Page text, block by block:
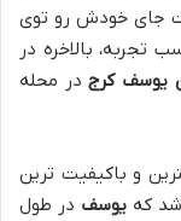
جای خودش رو توی
تجربه، بالاخره در
یوسف کرجدر محله
و باکیفیت ترین
که یوسف در طول